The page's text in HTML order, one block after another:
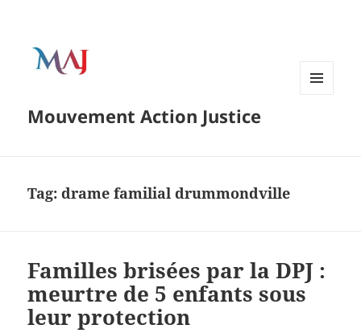
Mouvement Action Justice
Tag:drame familial drummondville
Familles brisées par la DPJ :
meurtre de 5 enfants sous
leur protection